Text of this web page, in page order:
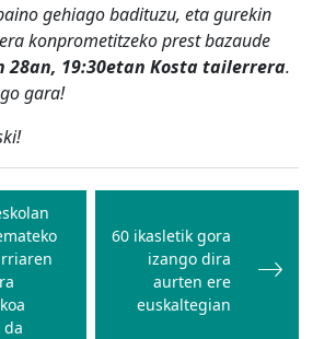
gehiago badituzu, eta gurekin
konprometitzeko prest bazaude
28an, 19:30etan Kosta tailerrera.
gara!
da
60 ikasletik gora
izango dira
aurten ere
euskaltegian